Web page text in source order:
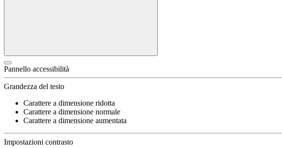
Pannello accessibilità
Grandezza del testo
Carattere a dimensione ridotta
Carattere a dimensione normale
Carattere a dimensione aumentata
Impostazioni contrasto